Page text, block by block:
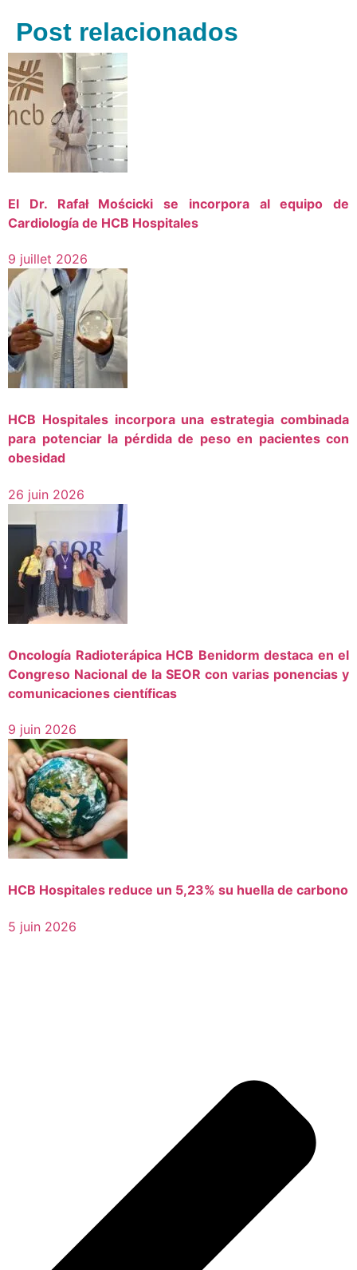
Post relacionados
El Dr. Rafał Mościcki se incorpora al equipo de
Cardiología de HCB Hospitales
9 juillet 2026
HCB Hospitales incorpora una estrategia combinada
para potenciar la pérdida de peso en pacientes con
obesidad
26 juin 2026
Oncología Radioterápica HCB Benidorm destaca en el
Congreso Nacional de la SEOR con varias ponencias y
comunicaciones científicas
9 juin 2026
HCB Hospitales reduce un 5,23% su huella de carbono
5 juin 2026